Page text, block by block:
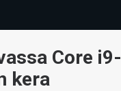
Core i9-
kera